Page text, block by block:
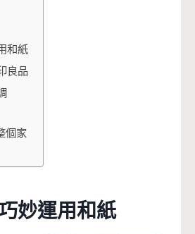
和紙
良品
個家
妙運用和紙